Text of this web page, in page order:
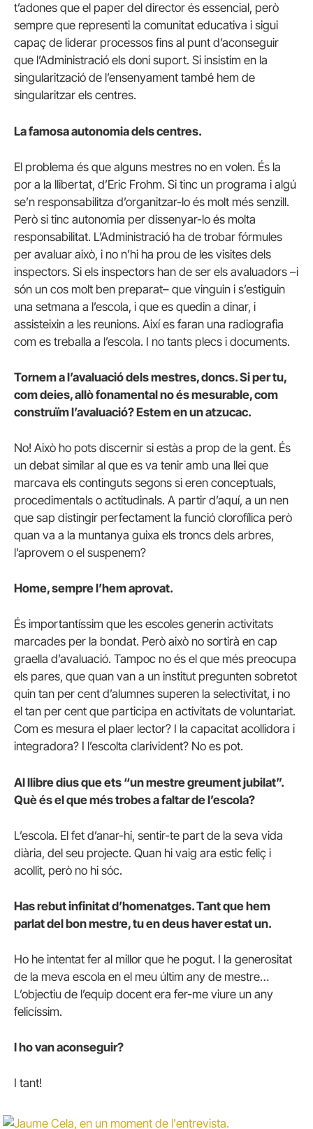
t’adones que el paper del director és essencial, però
sempre que representi la comunitat educativa i sigui
capaç de liderar processos fins al punt d’aconseguir
que l’Administració els doni suport. Si insistim en la
singularització de l’ensenyament també hem de
singularitzar els centres.
La famosa autonomia dels centres.
El problema és que alguns mestres no en volen. És la
por a la llibertat, d’Eric Frohm. Si tinc un programa i algú
se’n responsabilitza d’organitzar-lo és molt més senzill.
Però si tinc autonomia per dissenyar-lo és molta
responsabilitat. L’Administració ha de trobar fórmules
per avaluar això, i no n’hi ha prou de les visites dels
inspectors. Si els inspectors han de ser els avaluadors –i
són un cos molt ben preparat– que vinguin i s’estiguin
una setmana a l’escola, i que es quedin a dinar, i
assisteixin a les reunions. Així es faran una radiografia
com es treballa a l’escola. I no tants plecs i documents.
Tornem a l’avaluació dels mestres, doncs. Si per tu,
com deies, allò fonamental no és mesurable, com
construïm l’avaluació? Estem en un atzucac.
No! Això ho pots discernir si estàs a prop de la gent. És
un debat similar al que es va tenir amb una llei que
marcava els continguts segons si eren conceptuals,
procedimentals o actitudinals. A partir d’aquí, a un nen
que sap distingir perfectament la funció clorofílica però
quan va a la muntanya guixa els troncs dels arbres,
l’aprovem o el suspenem?
Home, sempre l’hem aprovat.
És importantíssim que les escoles generin activitats
marcades per la bondat. Però això no sortirà en cap
graella d’avaluació. Tampoc no és el que més preocupa
els pares, que quan van a un institut pregunten sobretot
quin tan per cent d’alumnes superen la selectivitat, i no
el tan per cent que participa en activitats de voluntariat.
Com es mesura el plaer lector? I la capacitat acollidora i
integradora? I l’escolta clarivident? No es pot.
Al llibre dius que ets “un mestre greument jubilat”.
Què és el que més trobes a faltar de l’escola?
L’escola. El fet d’anar-hi, sentir-te part de la seva vida
diària, del seu projecte. Quan hi vaig ara estic feliç i
acollit, però no hi sóc.
Has rebut infinitat d’homenatges. Tant que hem
parlat del bon mestre, tu en deus haver estat un.
Ho he intentat fer al millor que he pogut. I la generositat
de la meva escola en el meu últim any de mestre…
L’objectiu de l’equip docent era fer-me viure un any
felicíssim.
I ho van aconseguir?
I tant!